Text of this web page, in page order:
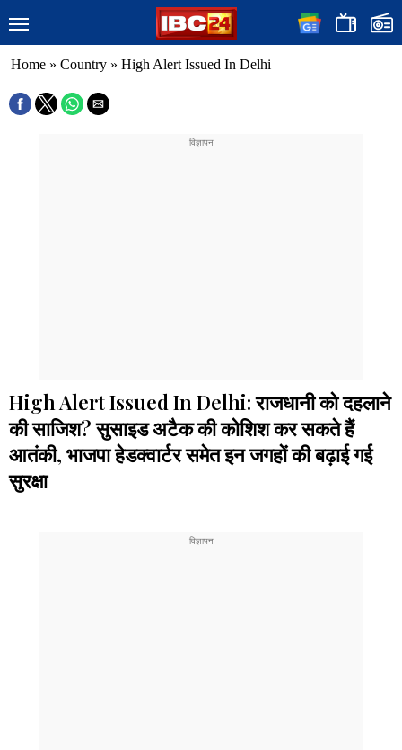
Home » Country » High Alert Issued In Delhi
High Alert Issued In Delhi: राजधानी को दहलाने
की साजिश? सुसाइड अटैक की कोशिश कर सकते हैं
आतंकी, भाजपा हेडक्वार्टर समेत इन जगहों की बढ़ाई गई
सुरक्षा